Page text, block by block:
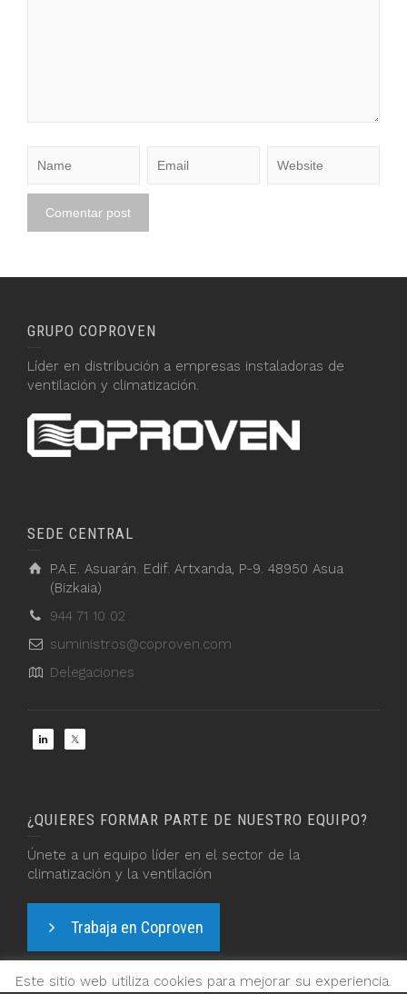
GRUPO COPROVEN
Líder en distribución a empresas instaladoras de
ventilación y climatización.
SEDE CENTRAL
P.A.E. Asuarán. Edif. Artxanda, P-9. 48950 Asua
(Bizkaia)
944 71 10 02
suministros@coproven.com
Delegaciones
¿QUIERES FORMAR PARTE DE NUESTRO EQUIPO?
Únete a un equipo líder en el sector de la
climatización y la ventilación
Trabaja en Coproven
Este sitio web utiliza cookies para mejorar su experiencia.